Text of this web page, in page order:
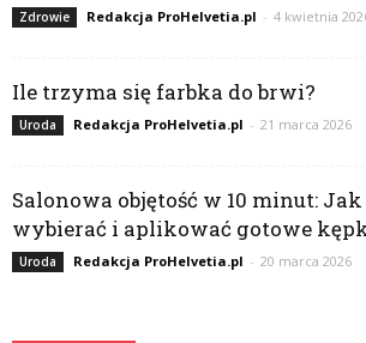
Zdrowie Redakcja ProHelvetia.pl - 4 kwietnia
Ile trzyma się farbka do brwi?
Uroda Redakcja ProHelvetia.pl - 21 marca 2026
Salonowa objętość w 10 minut:
wybierać i aplikować gotowe
Uroda Redakcja ProHelvetia.pl - 20 marca 2026